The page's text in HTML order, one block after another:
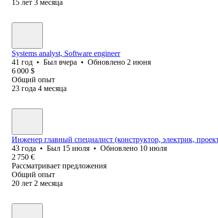
15 лет 3 месяца
Systems analyst, Software еngineer
41 год • Был вчера • Обновлено 2 июня
6 000 $
Общий опыт
23 года 4 месяца
Инженер главный специалист (конструктор, электрик,
43 года • Был 15 июля • Обновлено 10 июля
2 750 €
Рассматривает предложения
Общий опыт
20 лет 2 месяца